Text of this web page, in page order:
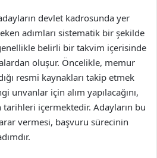
devlet kadrosunda yer
adımları sistematik bir şekilde
belirli bir takvim içerisinde
oluşur. Öncelikle, memur
resmi kaynakları takip etmek
unvanlar için alım yapılacağını,
tarihleri içermektedir. Adayların bu
vermesi, başvuru sürecinin